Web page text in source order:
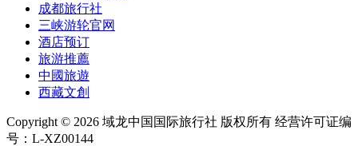
成都旅行社
三峡游轮官网
酒店预订
旅游推薦
中國旅遊
西藏文創
Copyright © 2026 域龙中国国际旅行社 版权所有 经营许可证编
号：L-XZ00144